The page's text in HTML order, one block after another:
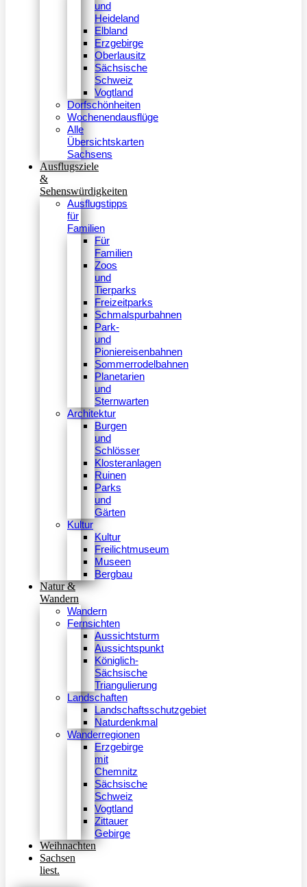
und
Heideland
Elbland
Erzgebirge
Oberlausitz
Sächsische
Schweiz
Vogtland
Dorfschönheiten
Wochenendausflüge
Alle
Übersichtskarten
Sachsens
Ausflugsziele
&
Sehenswürdigkeiten
Ausflugstipps
für
Familien
Für
Familien
Zoos
und
Tierparks
Freizeitparks
Schmalspurbahnen
Park-
und
Pioniereisenbahnen
Sommerrodelbahnen
Planetarien
und
Sternwarten
Architektur
Burgen
und
Schlösser
Klosteranlagen
Ruinen
Parks
und
Gärten
Kultur
Kultur
Freilichtmuseum
Museen
Bergbau
Natur &
Wandern
Wandern
Fernsichten
Aussichtsturm
Aussichtspunkt
Königlich-
Sächsische
Triangulierung
Landschaften
Landschaftsschutzgebiet
Naturdenkmal
Wanderregionen
Erzgebirge
mit
Chemnitz
Sächsische
Schweiz
Vogtland
Zittauer
Gebirge
Weihnachten
Sachsen
liest.